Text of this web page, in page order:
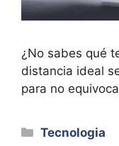
¿No sabes qué
distancia ideal
para no
Categorías
Tecnologia